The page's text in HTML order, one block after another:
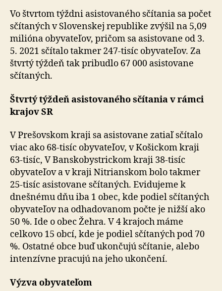
Vo štvrtom týždni asistovaného sčítania sa počet
sčítaných v Slovenskej republike zvýšil na 5,09
milióna obyvateľov, pričom sa asistovane od 3.
5. 2021 sčítalo takmer 247-tisíc obyvateľov. Za
štvrtý týždeň tak pribudlo 67 000 asistovane
sčítaných.
Štvrtý týždeň asistovaného sčítania v rámci
krajov SR
V Prešovskom kraji sa asistovane zatiaľ sčítalo
viac ako 68-tisíc obyvateľov, v Košickom kraji
63-tisíc, V Banskobystrickom kraji 38-tisíc
obyvateľov a v kraji Nitrianskom bolo takmer
25-tisíc asistovane sčítaných. Evidujeme k
dnešnému dňu iba 1 obec, kde podiel sčítaných
obyvateľov na odhadovanom počte je nižší ako
50 %. Ide o obec Žehra. V 4 krajoch máme
celkovo 15 obcí, kde je podiel sčítaných pod 70
%. Ostatné obce buď ukončujú sčítanie, alebo
intenzívne pracujú na jeho ukončení.
Výzva obyvateľom